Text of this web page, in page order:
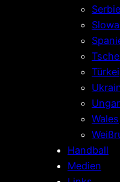
Türkei
Wales
Handball
Medien